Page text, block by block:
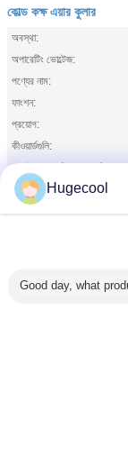
কোল্ড কক্ষ এয়ার কুলার
অবস্থা:
অপারেটিং ভোল্টেজ:
পণ্যের নাম:
ফাংশন:
প্রয়োগ:
কীওয়ার্ডগুলি:
ভোল্টেজ, বৈদ্যুতিক একক বিশেষ:
শক্তির উৎস:
ঘটনার উপকরন:
লক্ষণীয় করা:
Hugecool
Good day, what